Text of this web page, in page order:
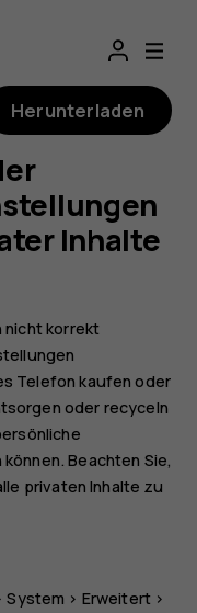
Herunterladen
Inhalte
nicht korrekt
Telefon kaufen oder
oder recyceln
Beachten Sie,
privaten Inhalte zu
System > Erweitert >